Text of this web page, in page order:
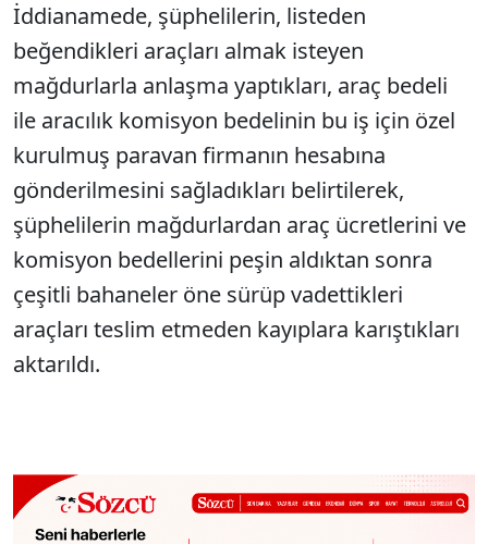
İddianamede, şüphelilerin, listeden
beğendikleri araçları almak isteyen
mağdurlarla anlaşma yaptıkları, araç bedeli
ile aracılık komisyon bedelinin bu iş için özel
kurulmuş paravan firmanın hesabına
gönderilmesini sağladıkları belirtilerek,
şüphelilerin mağdurlardan araç ücretlerini ve
komisyon bedellerini peşin aldıktan sonra
çeşitli bahaneler öne sürüp vadettikleri
araçları teslim etmeden kayıplara karıştıkları
aktarıldı.